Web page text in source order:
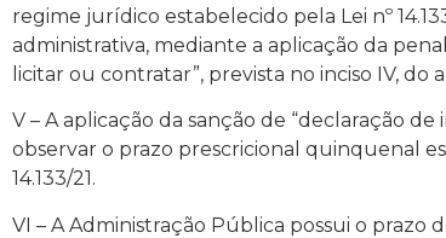
regime jurídico estabelecido pela Lei nº
administrativa, mediante a aplicação da
licitar ou contratar”, prevista no inciso IV, do
V – A aplicação da sanção de “declaração
observar o prazo prescricional quinquenal
14.133/21.
VI – A Administração Pública possui o prazo